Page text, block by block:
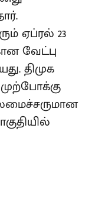
ஏப்ரல் 23
வேட்பு
திமுக